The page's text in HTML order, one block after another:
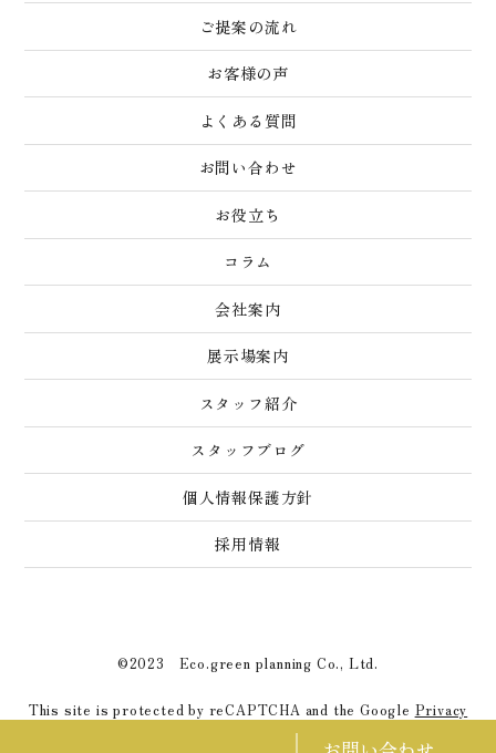
ご提案の流れ
お客様の声
よくある質問
お問い合わせ
お役立ち
コラム
会社案内
展示場案内
スタッフ紹介
スタッフブログ
個人情報保護方針
採用情報
©2023 Eco.green planning Co., Ltd.
This site is protected by reCAPTCHA and the Google Privacy
Terms of Service